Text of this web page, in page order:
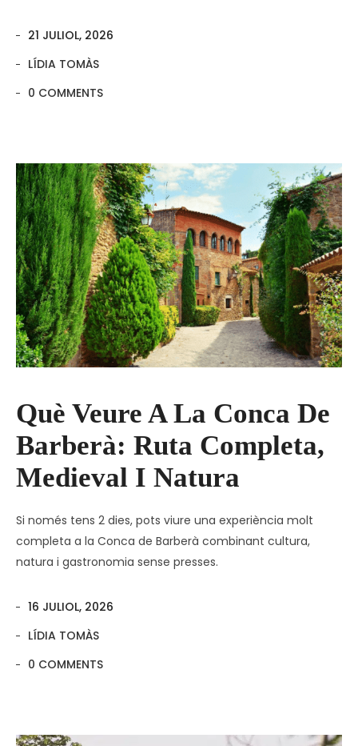
21 JULIOL, 2026
LÍDIA TOMÀS
0 COMMENTS
Què Veure A La Conca De
Barberà: Ruta Completa,
Medieval I Natura
Si només tens 2 dies, pots viure una experiència molt
completa a la Conca de Barberà combinant cultura,
natura i gastronomia sense presses.
16 JULIOL, 2026
LÍDIA TOMÀS
0 COMMENTS